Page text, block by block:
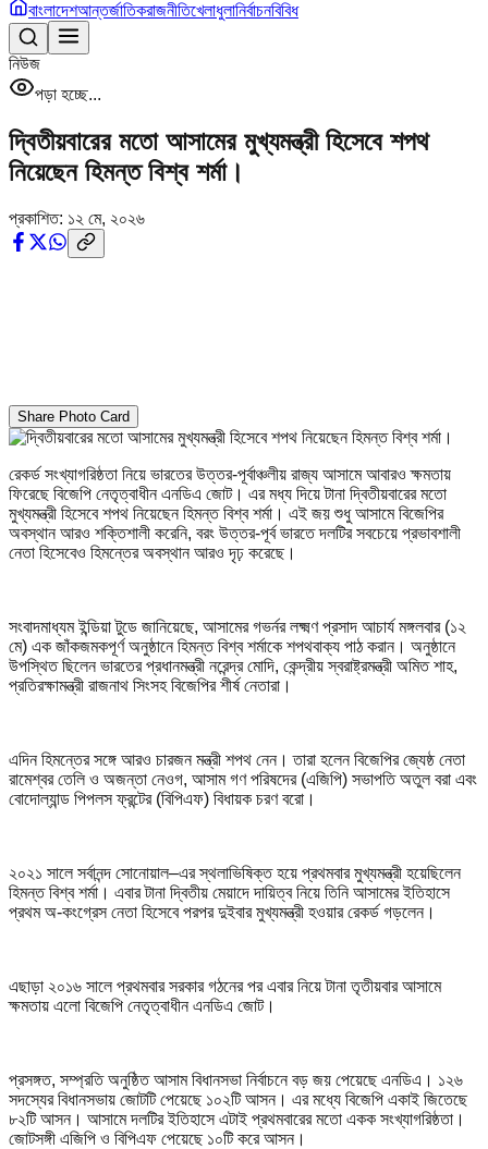
বাংলাদেশআন্তর্জাতিকরাজনীতিখেলাধুলানির্বাচনবিবিধ
নিউজ
পড়া হচ্ছে...
দ্বিতীয়বারের মতো আসামের মুখ্যমন্ত্রী হিসেবে শপথ
নিয়েছেন হিমন্ত বিশ্ব শর্মা।
প্রকাশিত: ১২ মে, ২০২৬
Share Photo Card
রেকর্ড সংখ্যাগরিষ্ঠতা নিয়ে ভারতের উত্তর-পূর্বাঞ্চলীয় রাজ্য আসামে আবারও ক্ষমতায়
ফিরেছে বিজেপি নেতৃত্বাধীন এনডিএ জোট। এর মধ্য দিয়ে টানা দ্বিতীয়বারের মতো
মুখ্যমন্ত্রী হিসেবে শপথ নিয়েছেন হিমন্ত বিশ্ব শর্মা। এই জয় শুধু আসামে বিজেপির
অবস্থান আরও শক্তিশালী করেনি, বরং উত্তর-পূর্ব ভারতে দলটির সবচেয়ে প্রভাবশালী
নেতা হিসেবেও হিমন্তের অবস্থান আরও দৃঢ় করেছে।
সংবাদমাধ্যম ইন্ডিয়া টুডে জানিয়েছে, আসামের গভর্নর লক্ষ্মণ প্রসাদ আচার্য মঙ্গলবার (১২
মে) এক জাঁকজমকপূর্ণ অনুষ্ঠানে হিমন্ত বিশ্ব শর্মাকে শপথবাক্য পাঠ করান। অনুষ্ঠানে
উপস্থিত ছিলেন ভারতের প্রধানমন্ত্রী নরেন্দ্র মোদি, কেন্দ্রীয় স্বরাষ্ট্রমন্ত্রী অমিত শাহ,
প্রতিরক্ষামন্ত্রী রাজনাথ সিংসহ বিজেপির শীর্ষ নেতারা।
এদিন হিমন্তের সঙ্গে আরও চারজন মন্ত্রী শপথ নেন। তারা হলেন বিজেপির জ্যেষ্ঠ নেতা
রামেশ্বর তেলি ও অজন্তা নেওগ, আসাম গণ পরিষদের (এজিপি) সভাপতি অতুল বরা এবং
বোদোল্যান্ড পিপলস ফ্রন্টের (বিপিএফ) বিধায়ক চরণ বরো।
২০২১ সালে সর্বানন্দ সোনোয়াল–এর স্থলাভিষিক্ত হয়ে প্রথমবার মুখ্যমন্ত্রী হয়েছিলেন
হিমন্ত বিশ্ব শর্মা। এবার টানা দ্বিতীয় মেয়াদে দায়িত্ব নিয়ে তিনি আসামের ইতিহাসে
প্রথম অ-কংগ্রেস নেতা হিসেবে পরপর দুইবার মুখ্যমন্ত্রী হওয়ার রেকর্ড গড়লেন।
এছাড়া ২০১৬ সালে প্রথমবার সরকার গঠনের পর এবার নিয়ে টানা তৃতীয়বার আসামে
ক্ষমতায় এলো বিজেপি নেতৃত্বাধীন এনডিএ জোট।
প্রসঙ্গত, সম্প্রতি অনুষ্ঠিত আসাম বিধানসভা নির্বাচনে বড় জয় পেয়েছে এনডিএ। ১২৬
সদস্যের বিধানসভায় জোটটি পেয়েছে ১০২টি আসন। এর মধ্যে বিজেপি একাই জিতেছে
৮২টি আসন। আসামে দলটির ইতিহাসে এটাই প্রথমবারের মতো একক সংখ্যাগরিষ্ঠতা।
জোটসঙ্গী এজিপি ও বিপিএফ পেয়েছে ১০টি করে আসন।